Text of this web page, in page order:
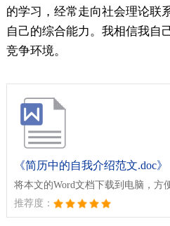
的学习，经常走向社会理论联
自己的综合能力。我相信我自
竞争环境。
《简历中的自我介绍范文.doc》
将本文的Word文档下载到电脑，方
推荐度：